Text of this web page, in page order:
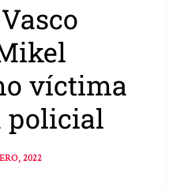
víctima
policial
2022